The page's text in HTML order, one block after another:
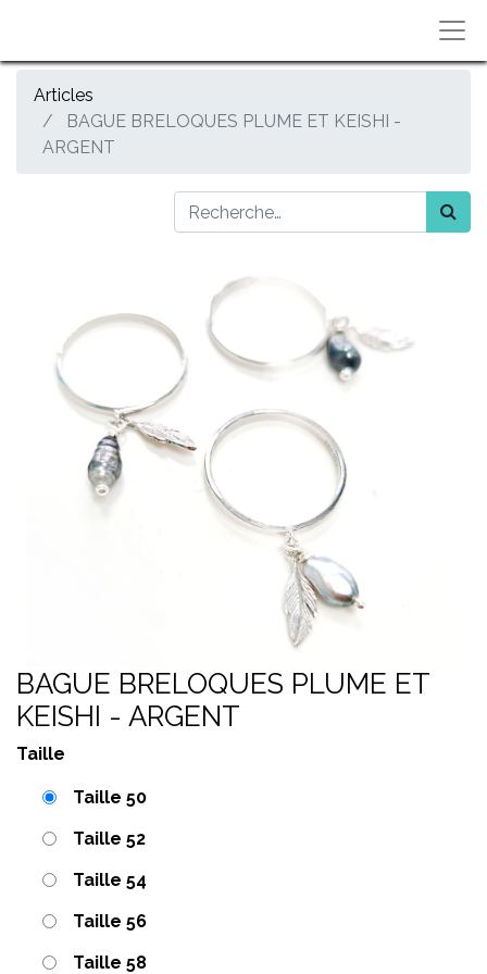
Articles
BAGUE BRELOQUES PLUME ET KEISHI -
ARGENT
BAGUE BRELOQUES PLUME ET
KEISHI - ARGENT
Taille
Taille 50
Taille 52
Taille 54
Taille 56
Taille 58